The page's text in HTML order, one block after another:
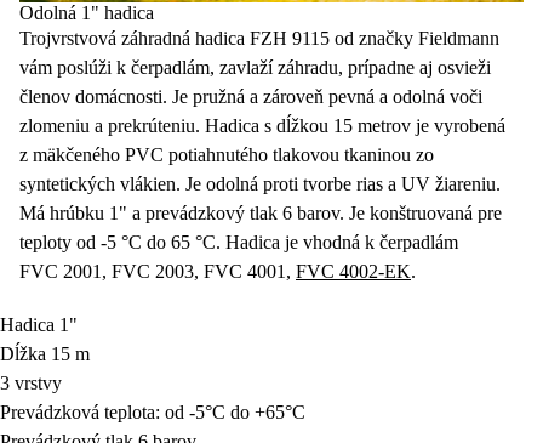
Odolná 1" hadica
Trojvrstvová záhradná hadica FZH 9115 od značky Fieldmann
vám poslúži k čerpadlám, zavlaží záhradu, prípadne aj osvieži
členov domácnosti. Je pružná a zároveň pevná a odolná voči
zlomeniu a prekrúteniu. Hadica s dĺžkou 15 metrov je vyrobená
z mäkčeného PVC potiahnutého tlakovou tkaninou zo
syntetických vlákien. Je odolná proti tvorbe rias a UV žiareniu.
Má hrúbku 1" a prevádzkový tlak 6 barov. Je konštruovaná pre
teploty od -5 °C do 65 °C. Hadica je vhodná k čerpadlám
FVC 2001, FVC 2003, FVC 4001, FVC 4002-EK.
Hadica 1"
Dĺžka 15 m
3 vrstvy
Prevádzková teplota: od -5°C do +65°C